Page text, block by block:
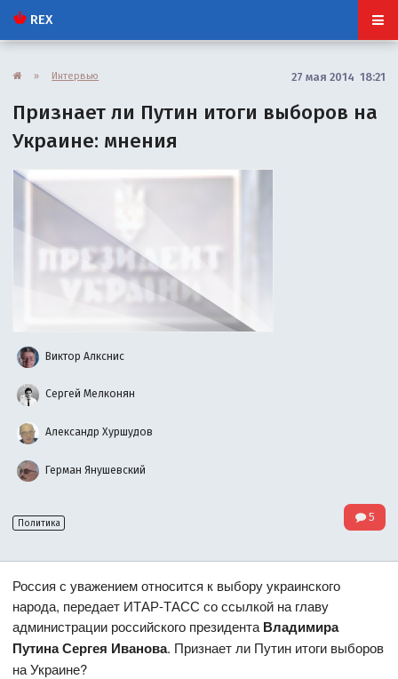
REX
» Интервью 27 мая 2014 18:21
Признает ли Путин итоги выборов на
Украине: мнения
Виктор Алкснис
Сергей Мелконян
Александр Хуршудов
Герман Янушевский
Политика 5
Россия с уважением относится к выбору украинского
народа, передает ИТАР-ТАСС со ссылкой на главу
администрации российского президента Владимира
Путина Сергея Иванова. Признает ли Путин итоги выборов
на Украине?